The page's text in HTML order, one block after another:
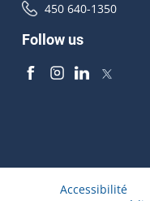
450 640-1350
Follow us
Accessibilité